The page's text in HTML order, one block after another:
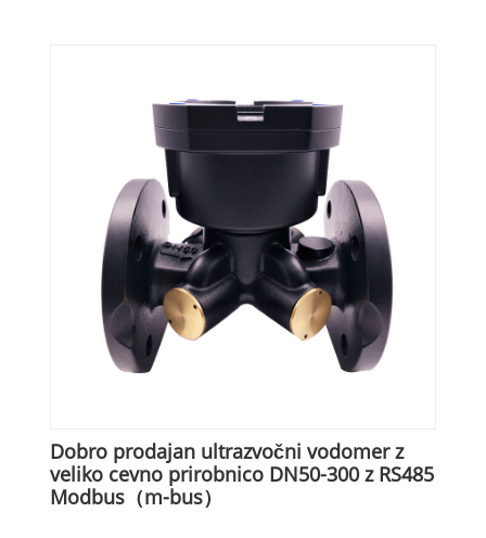
Dobro prodajan ultrazvočni vodomer z
veliko cevno prirobnico DN50-300 z RS485
Modbus（m-bus）